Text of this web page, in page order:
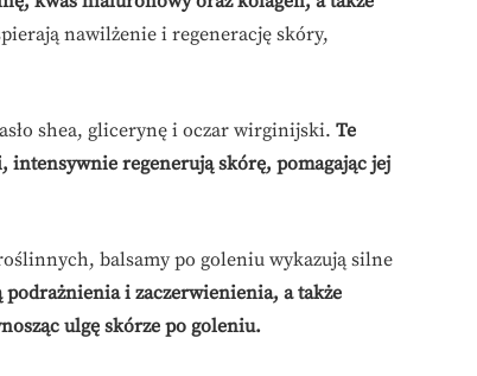
nawilżenie i regenerację skóry,
shea, glicerynę i oczar wirginijski. Te
intensywnie regenerują skórę, pomagając jej
balsamy po goleniu wykazują silne
podrażnienia i zaczerwienienia, a także
ulgę skórze po goleniu.